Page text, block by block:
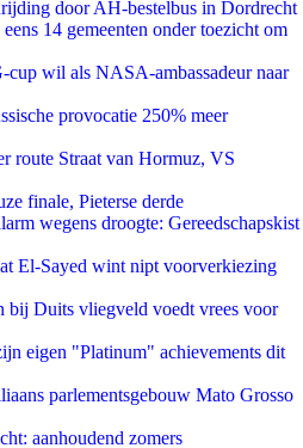
door AH-bestelbus in Dordrecht
14 gemeenten onder toezicht om
cup wil als NASA-ambassadeur naar
provocatie 250% meer
route Straat van Hormuz, VS
finale, Pieterse derde
wegens droogte: Gereedschapskist
El-Sayed wint nipt voorverkiezing
bij Duits vliegveld voedt vrees voor
eigen "Platinum" achievements dit
parlementsgebouw Mato Grosso
aanhoudend zomers